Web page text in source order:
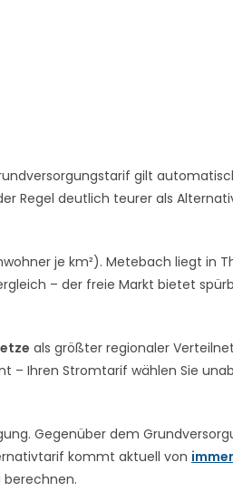
gilt
Regel deutlich teurer als
je km²). Metebach liegt in
– der freie Markt bietet
als größter regionaler
– Ihren Stromtarif wählen Sie
Gegenüber dem
kommt aktuell von
berechnen.